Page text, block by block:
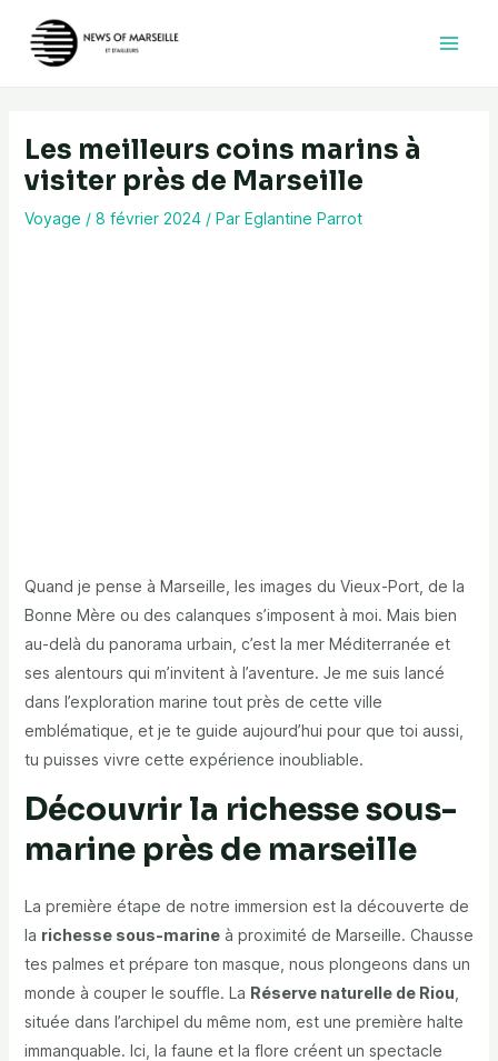
contenu
Les meilleurs coins marins à
visiter près de Marseille
Voyage / 8 février 2024 / Par Eglantine Parrot
Quand je pense à Marseille, les images du Vieux-Port, de la
Bonne Mère ou des calanques s’imposent à moi. Mais bien
au-delà du panorama urbain, c’est la mer Méditerranée et
ses alentours qui m’invitent à l’aventure. Je me suis lancé
dans l’exploration marine tout près de cette ville
emblématique, et je te guide aujourd’hui pour que toi aussi,
tu puisses vivre cette expérience inoubliable.
Découvrir la richesse sous-
marine près de marseille
La première étape de notre immersion est la découverte de
la richesse sous-marineà proximité de Marseille. Chausse
tes palmes et prépare ton masque, nous plongeons dans un
monde à couper le souffle. La Réserve naturelle de Riou
située dans l’archipel du même nom, est une première halte
immanquable. Ici, la faune et la flore créent un spectacle